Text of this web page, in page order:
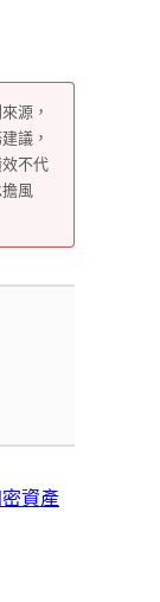
源，
議，
不代
風
資產